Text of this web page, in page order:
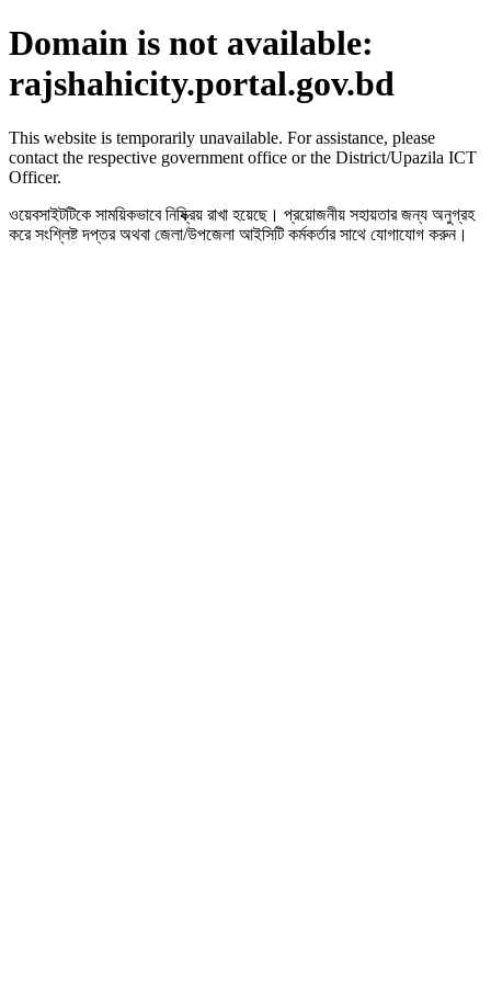
Domain is not available:
rajshahicity.portal.gov.bd
This website is temporarily unavailable. For assistance, please
contact the respective government office or the District/Upazila ICT
Officer.
ওয়েবসাইটটিকে সাময়িকভাবে নিষ্ক্রিয় রাখা হয়েছে। প্রয়োজনীয় সহায়তার জন্য অনুগ্রহ
করে সংশ্লিষ্ট দপ্তর অথবা জেলা/উপজেলা আইসিটি কর্মকর্তার সাথে যোগাযোগ করুন।